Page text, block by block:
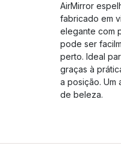
AirMirror
fabricado em
elegante com
pode ser
perto. Ideal
graças à
a posição. Um
de beleza.